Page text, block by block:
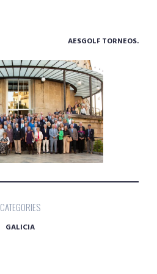
AESGOLF TORNEOS.
CATEGORIES
GALICIA